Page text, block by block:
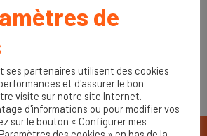
de
ses partenaires utilisent des cookies
et d'assurer le bon
visite sur notre site Internet.
d'informations ou pour modifier vos
sur le bouton « Configurer mes